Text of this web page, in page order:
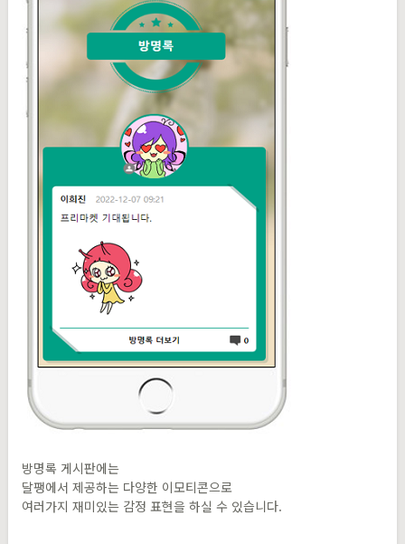
방명록 게시판에는
달팽에서 제공하는 다양한 이모티콘으로
여러가지 재미있는 감정 표현을 하실 수 있습니다.